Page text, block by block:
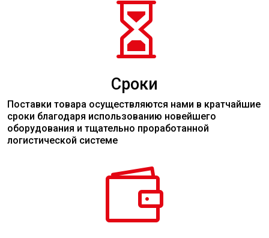

Сроки
Поставки товара осуществляются нами в кратчайшие
сроки благодаря использованию новейшего
оборудования и тщательно проработанной
логистической системе
